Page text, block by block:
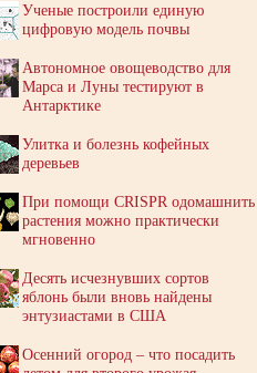
Ученые построили единую
цифровую модель почвы
Автономное овощеводство для
Марса и Луны тестируют в
Антарктике
Улитка и болезнь кофейных
деревьев
При помощи CRISPR одомашнить
растения можно практически
мгновенно
Десять исчезнувших сортов
яблонь были вновь найдены
энтузиастами в США
Осенний огород – что посадить